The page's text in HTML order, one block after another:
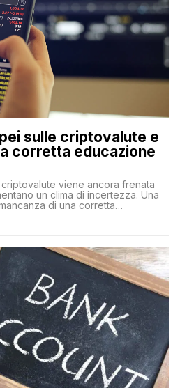
sulle criptovalute e
corretta educazione
viene ancora frenata
un clima di incertezza. Una
di una corretta
impedisce ad una larga parte della